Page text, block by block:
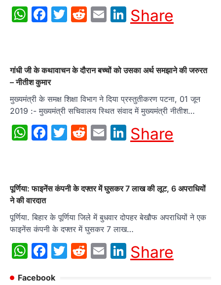
WhatsApp
Facebook
Twitter
Reddit
EmailLinkedIn
Share
गांधी जी के कथावाचन के दौरान बच्चों को उसका अर्थ समझाने की जरुरत
– नीतीश कुमार
मुख्यमंत्री के समक्ष शिक्षा विभाग ने दिया प्रस्तुतीकरण पटना, 01 जून
2019 :- मुख्यमंत्री सचिवालय स्थित संवाद में मुख्यमंत्री नीतीश…
WhatsApp
Facebook
Twitter
Reddit
EmailLinkedIn
Share
पूर्णिया: फाइनेंस कंपनी के दफ्तर में घुसकर 7 लाख की लूट, 6 अपराधियों
ने की वारदात
पूर्णिया. बिहार के पूर्णिया जिले में बुधवार दोपहर बेखौफ अपराधियों ने एक
फाइनेंस कंपनी के दफ्तर में घुसकर 7 लाख…
WhatsApp
Facebook
Twitter
Reddit
EmailLinkedIn
Share
Facebook